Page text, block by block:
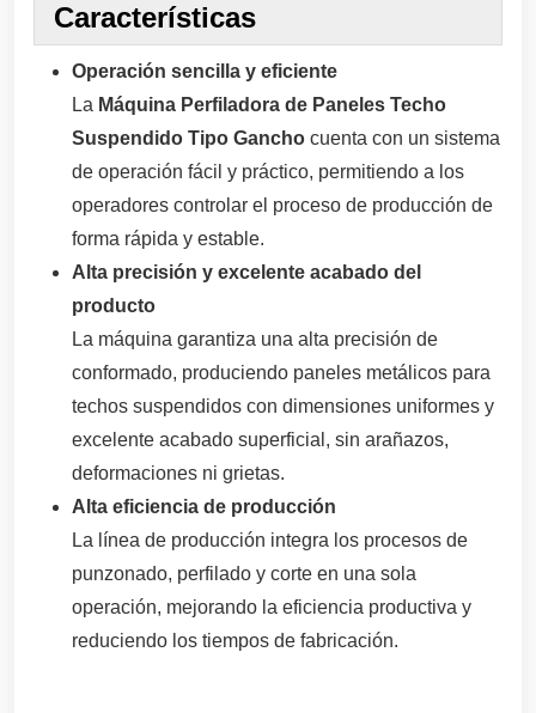
Características
Operación sencilla y eficiente
La Máquina Perfiladora de Paneles Techo
Suspendido Tipo Gancho cuenta con un sistema
de operación fácil y práctico, permitiendo a los
operadores controlar el proceso de producción de
forma rápida y estable.
Alta precisión y excelente acabado del
producto
La máquina garantiza una alta precisión de
conformado, produciendo paneles metálicos para
techos suspendidos con dimensiones uniformes y
excelente acabado superficial, sin arañazos,
deformaciones ni grietas.
Alta eficiencia de producción
La línea de producción integra los procesos de
punzonado, perfilado y corte en una sola
operación, mejorando la eficiencia productiva y
reduciendo los tiempos de fabricación.